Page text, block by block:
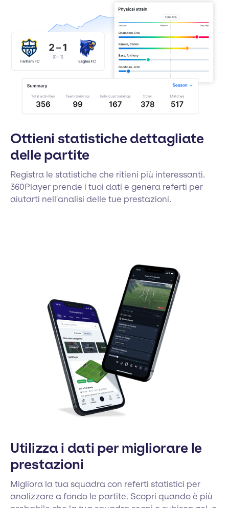
Ottieni statistiche dettagliate
delle partite
Registra le statistiche che ritieni più interessanti.
360Player prende i tuoi dati e genera referti per
aiutarti nell'analisi delle tue prestazioni.
Utilizza i dati per migliorare le
prestazioni
Migliora la tua squadra con referti statistici per
analizzare a fondo le partite. Scopri quando è più